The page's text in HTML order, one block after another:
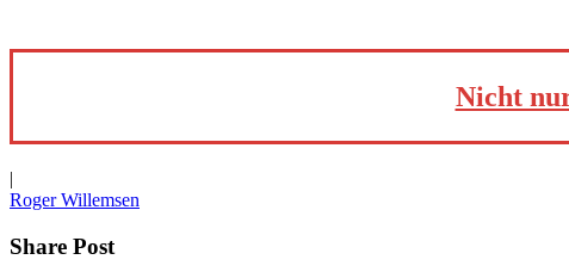
Nicht
|
Roger Willemsen
Share Post